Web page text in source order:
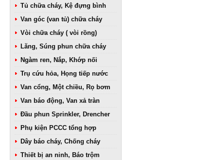
Tủ chữa cháy, Kệ đựng bình
Van góc (van tủ) chữa cháy
Vòi chữa cháy ( vòi rồng)
Lăng, Súng phun chữa cháy
Ngàm ren, Nắp, Khớp nối
Trụ cứu hỏa, Họng tiếp nước
Van cổng, Một chiều, Rọ bơm
Van báo động, Van xả tràn
Đầu phun Sprinkler, Drencher
Phụ kiện PCCC tổng hợp
Dây báo cháy, Chống cháy
Thiết bị an ninh, Báo trộm